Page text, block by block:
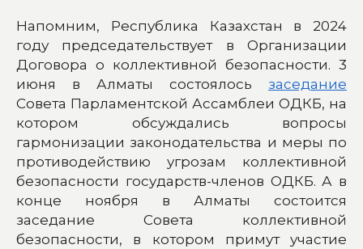
Напомним, Республика Казахстан в 2024
году председательствует в Организации
Договора о коллективной безопасности. 3
июня в Алматы состоялось заседание
Совета Парламентской Ассамблеи ОДКБ, на
котором обсуждались вопросы
гармонизации законодательства и меры по
противодействию угрозам коллективной
безопасности государств-членов ОДКБ. А в
конце ноября в Алматы состоится
заседание Совета коллективной
безопасности, в котором примут участие